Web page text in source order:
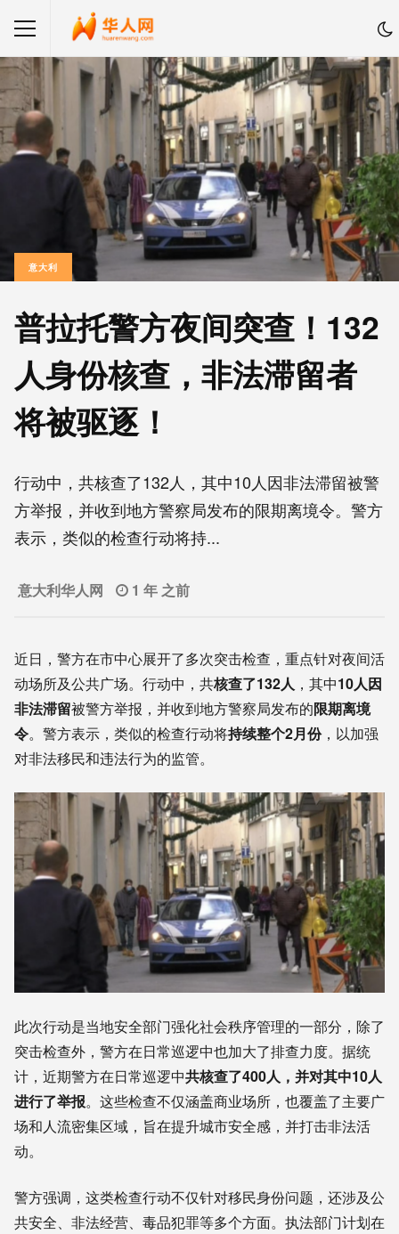
意大利
普拉托警方夜间突查！132
人身份核查，非法滞留者
将被驱逐！
行动中，共核查了132人，其中10人因非法滞留被警
方举报，并收到地方警察局发布的限期离境令。警方
表示，类似的检查行动将持...
意大利华人网 1 年 之前
近日，警方在市中心展开了多次突击检查，重点针对夜间活
动场所及公共广场。行动中，共核查了132人 ，其中10人因
非法滞留被警方举报，并收到地方警察局发布的限期离境
令。警方表示，类似的检查行动将持续整个2月份，以加强
对非法移民和违法行为的监管。
此次行动是当地安全部门强化社会秩序管理的一部分，除了
突击检查外，警方在日常巡逻中也加大了排查力度。据统
计，近期警方在日常巡逻中共核查了400人，并对其中10人
进行了举报。这些检查不仅涵盖商业场所，也覆盖了主要广
场和人流密集区域，旨在提升城市安全感，并打击非法活
动。
警方强调，这类检查行动不仅针对移民身份问题，还涉及公
共安全、非法经营、毒品犯罪等多个方面。执法部门计划在